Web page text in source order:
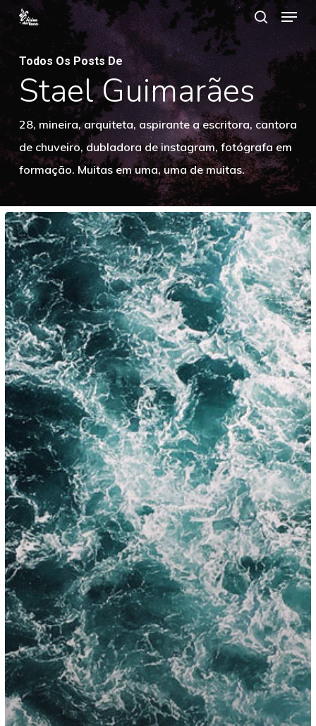
para
contéudo
principal
procurar
Menu
Todos Os Posts De
Stael Guimarães
28, mineira, arquiteta, aspirante a escritora, cantora
de chuveiro, dubladora de instagram, fotógrafa em
formação. Muitas em uma, uma de muitas.
Rotina?
Close
Menu